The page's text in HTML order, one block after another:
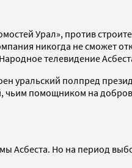
Урал», против
никогда не сможет
телевидение
уральский полпред
помощником на
Асбеста. Но на период